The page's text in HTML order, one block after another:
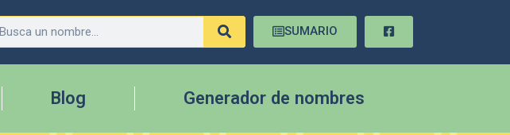
SUMARIO
Blog Generador de nombres